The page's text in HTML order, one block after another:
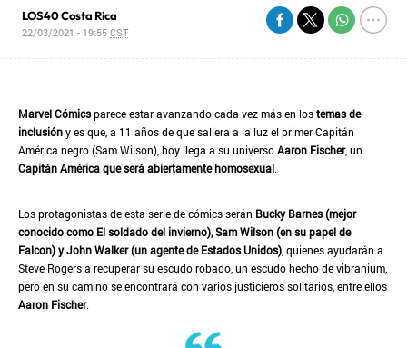
LOS40 Costa Rica
22/03/2021 - 19:55CST
Marvel Cómicsparece estar avanzando cada vez más en lostemas de
inclusióny es que, a 11 años de que saliera a la luz el primer Capitán
América negro (Sam Wilson), hoy llega a su universoAaron Fischer, un
Capitán América que será abiertamente homosexual.
Los protagonistas de esta serie de cómics serán Bucky Barnes (mejor
conocido como El soldado del invierno), Sam Wilson (en su papel de
Falcon) y John Walker (un agente de Estados Unidos) , quienes ayudarán a
Steve Rogers a recuperar su escudo robado, un escudo hecho de vibranium,
pero en su camino se encontrará con varios justicieros solitarios, entre ellos
Aaron Fischer.